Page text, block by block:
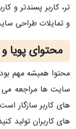
تر، کاربر پسندتر و
و تمایلات طراحی سایت سال 2026
محتوای پویا
محتوا همیشه مهم
سایت ها مراجعه می
های کاربر سازگار
های کاربران تولید